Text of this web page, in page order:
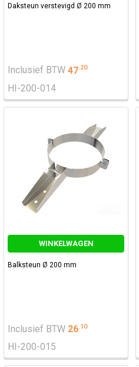
Daksteun verstevigd Ø 200 mm
Inclusief BTW 47.20
HI-200-014
WINKELWAGEN
Balksteun Ø 200 mm
Inclusief BTW 26.10
HI-200-015